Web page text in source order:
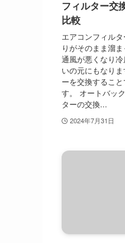
フィルター交
比較
エアコンフィル
りがそのまま溜
通風が悪くなり
いの元にもなり
ーを交換するこ
す。 オートバッ
ターの交換...
2024年7月31日